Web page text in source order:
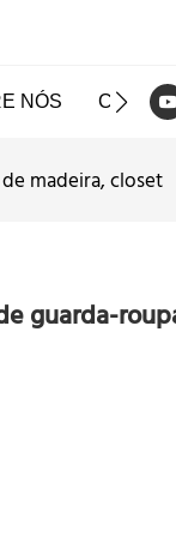
NÓS CASOS
madeira, closet
guarda-